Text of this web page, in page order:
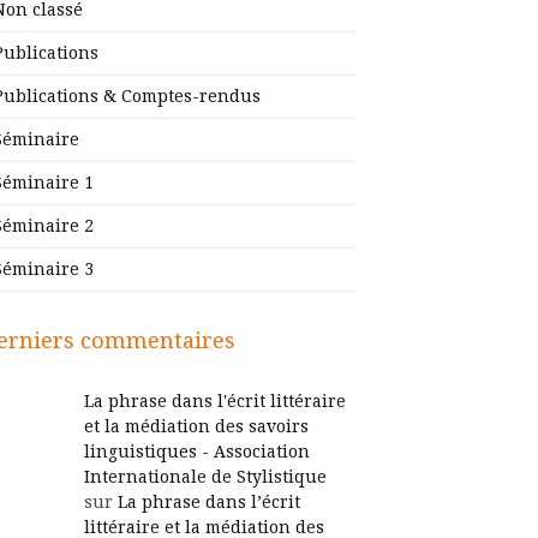
classé
& Comptes-rendus
1
2
3
commentaires
La phrase dans l'écrit littéraire
et la médiation des savoirs
linguistiques - Association
Internationale de Stylistique
sur La phrase dans l’écrit
littéraire et la médiation des